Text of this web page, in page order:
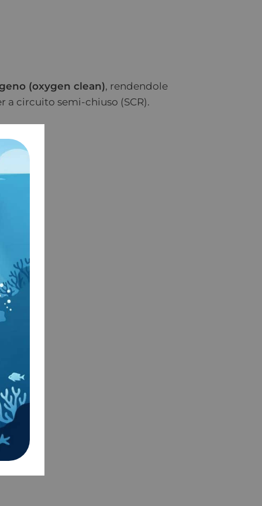
(oxygen clean), rendendole
circuito semi-chiuso (SCR).